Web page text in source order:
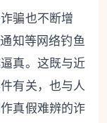
骗也不断增
知等网络钓鱼
真。这既与近
有关，也与人
真假难辨的诈